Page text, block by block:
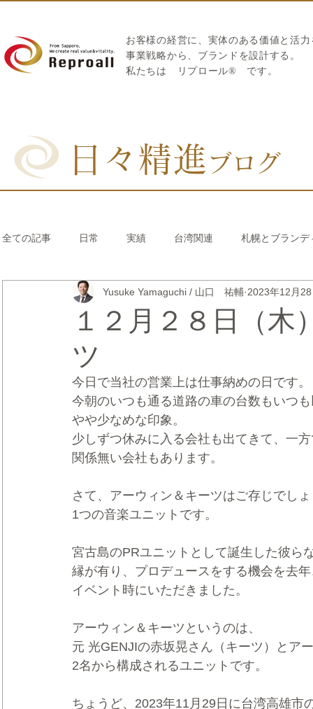
お客様の経営に、実体のある価値と活
​事業戦略から、ブランドを設計する。
私たちは
リプロール® です。
日々精進 ブログ
全ての記事 日常 実績 台湾関連 札幌とブランデ
リブランディング® さとうきび繊維のストロー 中国
CRMブランディング®
１２月２８日（
ツ
Yusuke Yamaguchi / 山口 祐輔 2023年12月
今日で当社の営業上は仕事納めの日です。
今朝のいつも通る道路の車の台数もいつ
やや少なめな印象。
少しずつ休みに入る会社も出てきて、一
関係無い会社もあります。
さて、アーウィン＆キーツはご存じでし
1つの音楽ユニットです。
宮古島のPRユニットとして誕生した彼ら
縁が有り、プロデュースをする機会を去
イベント時にいただきました。
アーウィン＆キーツというのは、
元 光GENJIの赤坂晃さん（キーツ）とア
2名から構成されるユニットです。
ちょうど、2023年11月29日に台湾高雄市